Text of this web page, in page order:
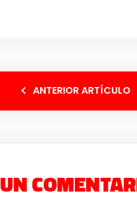
ANTERIOR ARTÍCULO
UN